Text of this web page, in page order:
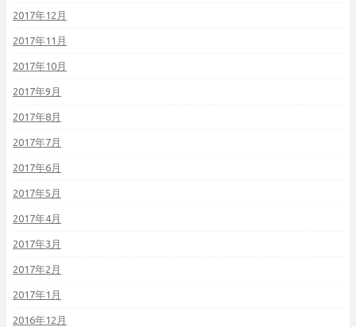
2017年12月
2017年11月
2017年10月
2017年9月
2017年8月
2017年7月
2017年6月
2017年5月
2017年4月
2017年3月
2017年2月
2017年1月
2016年12月